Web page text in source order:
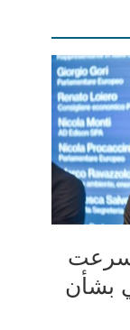
سرعت
بشأن